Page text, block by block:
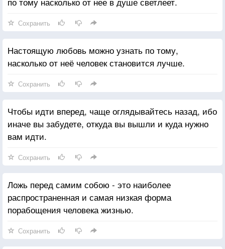
Сохранить
Настоящую любовь можно узнать по тому,
насколько от неё человек становится лучше.
Сохранить
Чтобы идти вперед, чаще оглядывайтесь назад, ибо
иначе вы забудете, откуда вы вышли и куда нужно
вам идти.
Сохранить
Ложь перед самим собою - это наиболее
распространенная и самая низкая форма
порабощения человека жизнью.
Сохранить